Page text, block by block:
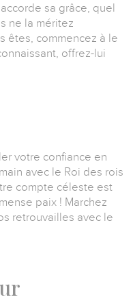
sa grâce, quel
ne la méritez
êtes, commencez à le
offrez-lui
votre confiance en
avec le Roi des rois
compte céleste est
paix ! Marchez
retrouvailles avec le